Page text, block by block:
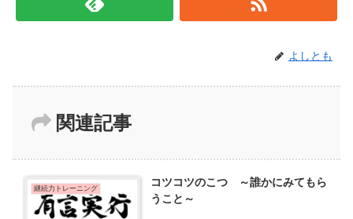
よしとも
関連記事
継続力トレーニング
コツコツのこつ ～誰かにみてもら
うこと～